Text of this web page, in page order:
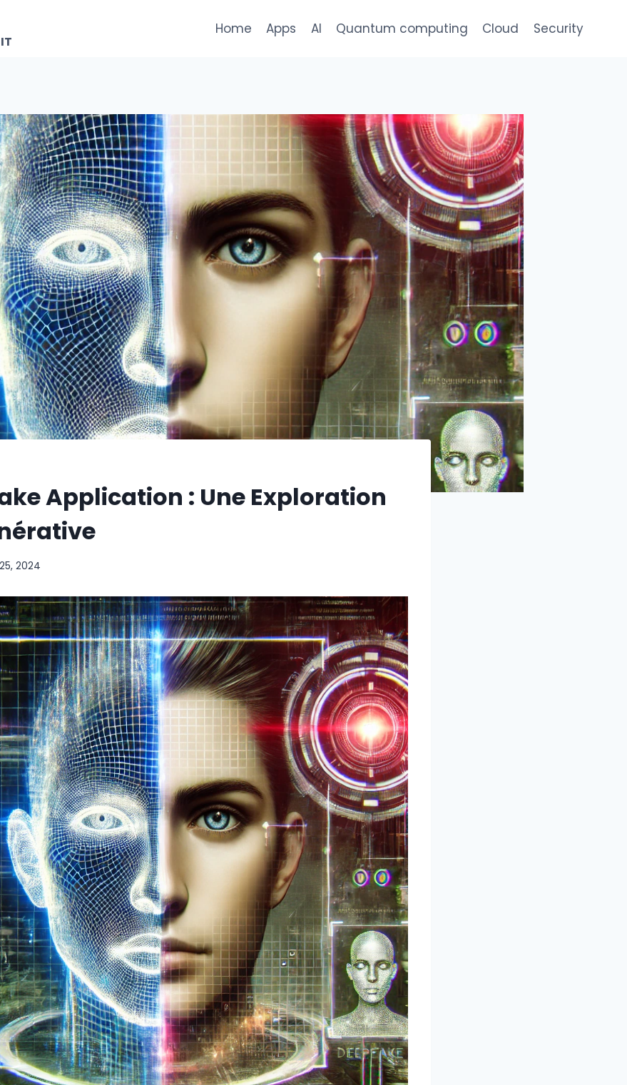
Home Apps AI Quantum computing Cloud Security
Application : Une Exploration
2024